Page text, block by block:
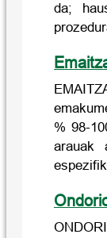
da;
% 98-
arauak